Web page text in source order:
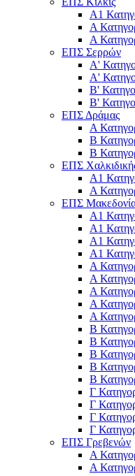
Α1
Α
Α
ΕΠΣ Σερρών
Α'
Α'
Β'
Β'
ΕΠΣ Δράμας
Α
Β
Β
ΕΠΣ
Α1
Α
ΕΠΣ
Α1
Α1
Α1
Α1
Α
Α
Α
Α
Α
Β
Β
Β
Β
Β
Γ
Γ
Γ
Γ
ΕΠΣ Γρεβενών
Α
Α